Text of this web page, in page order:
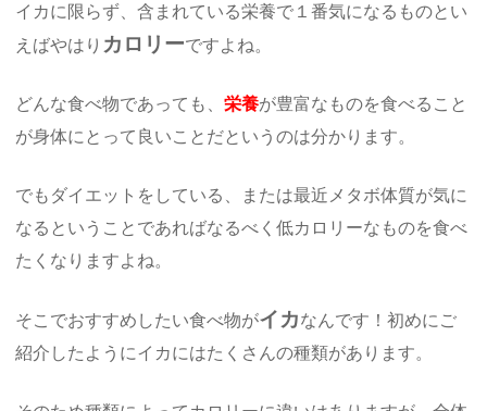
イカに限らず、含まれている栄養で１番気になるものとい
えばやはり カロリーですよね。
どんな食べ物であっても、栄養が豊富なものを食べること
が身体にとって良いことだというのは分かります。
でもダイエットをしている、または最近メタボ体質が気に
なるということであればなるべく低カロリーなものを食べ
たくなりますよね。
そこでおすすめしたい食べ物がイカなんです！初めにご
紹介したようにイカにはたくさんの種類があります。